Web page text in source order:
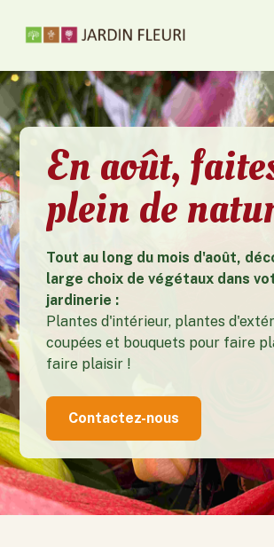
En août,
plein de
Tout au long du mois d'août,
large choix de végétaux dans
jardinerie :
Plantes d'intérieur, plantes
coupées et bouquets pour faire
faire plaisir !
Contactez-nous